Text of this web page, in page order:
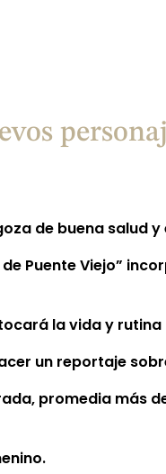
de buena salud
Puente Viejo”
la vida y rutina
un reportaje
promedia más